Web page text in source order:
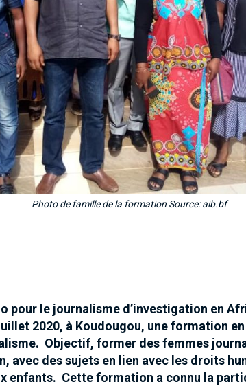
Photo de famille de la formation Source: aib.bf
pour le journalisme d’investigation en
2020, à Koudougou, une formation
Objectif, former des femmes
avec des sujets en lien avec les droits
enfants. Cette formation a connu la